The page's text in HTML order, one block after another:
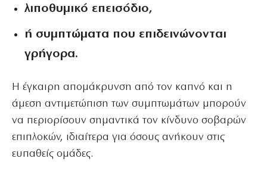
λιποθυμικό επεισόδιο,
ή συμπτώματα που επιδεινώνονται
γρήγορα.
Η έγκαιρη απομάκρυνση από τον καπνό και η
άμεση αντιμετώπιση των συμπτωμάτων μπορούν
να περιορίσουν σημαντικά τον κίνδυνο σοβαρών
επιπλοκών, ιδιαίτερα για όσους ανήκουν στις
ευπαθείς ομάδες.